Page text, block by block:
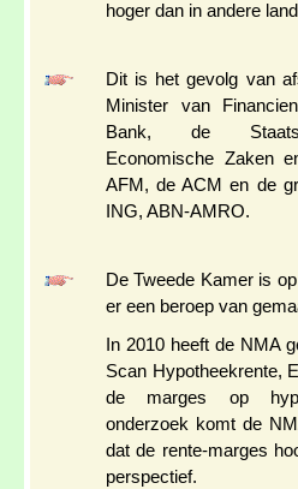
hoger dan in andere
Dit is het gevolg van
Minister van
Bank, de
Economische Zaken
AFM, de ACM en de
ING, ABN-AMRO.
De Tweede Kamer is
er een beroep van
In 2010 heeft de NMA
Scan Hypotheekrente,
de marges op
onderzoek komt de
dat de rente-marges
perspectief.